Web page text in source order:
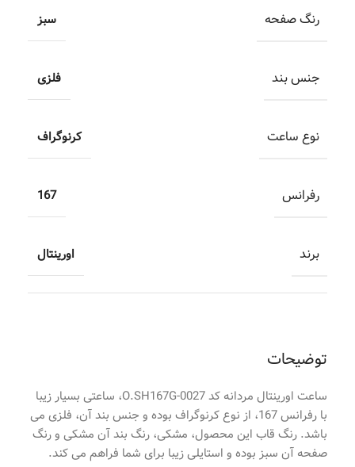
توضیحات
ساعت اورینتال مردانه کد O.SH167G-0027، ساعتی بسیار زیبا
با رفرانس 167، از نوع کرنوگراف بوده و جنس بند آن، فلزی می
باشد. رنگ قاب این محصول، مشکی، رنگ بند آن مشکی و رنگ
صفحه آن سبز بوده و استایلی زیبا برای شما فراهم می کند.
رنگ صفحه سبز
جنس بند فلزی
نوع ساعت کرنوگراف
رفرانس 167
برند اورینتال